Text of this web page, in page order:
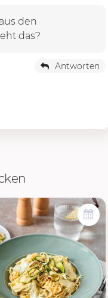
den
das?
Antworten